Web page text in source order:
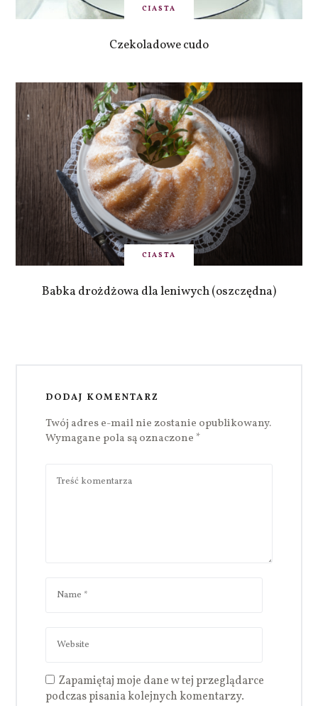
CIASTA
Czekoladowe cudo
CIASTA
Babka drożdżowa dla leniwych (oszczędna)
DODAJ KOMENTARZ
Twój adres e-mail nie zostanie opublikowany.
Wymagane pola są oznaczone *
Zapamiętaj moje dane w tej przeglądarce
podczas pisania kolejnych komentarzy.